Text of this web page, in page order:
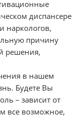
диспансере
наркологов,
причину
решения,
в нашем
Будете Вы
– зависит от
все возможное,